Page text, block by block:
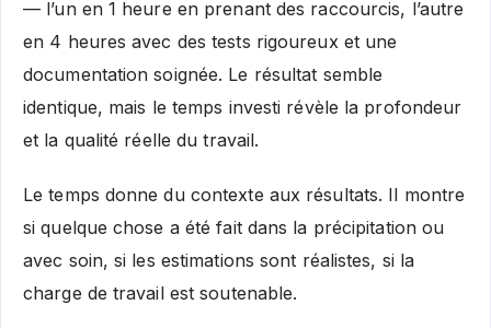
— l’un en 1 heure en prenant des raccourcis, l’autre
en 4 heures avec des tests rigoureux et une
documentation soignée. Le résultat semble
identique, mais le temps investi révèle la profondeur
et la qualité réelle du travail.
Le temps donne du contexte aux résultats. Il montre
si quelque chose a été fait dans la précipitation ou
avec soin, si les estimations sont réalistes, si la
charge de travail est soutenable.